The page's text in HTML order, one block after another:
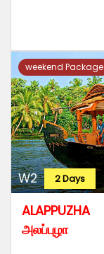
weekend Package
W2 2 Days
ALAPPUZHA
அலப்புழா